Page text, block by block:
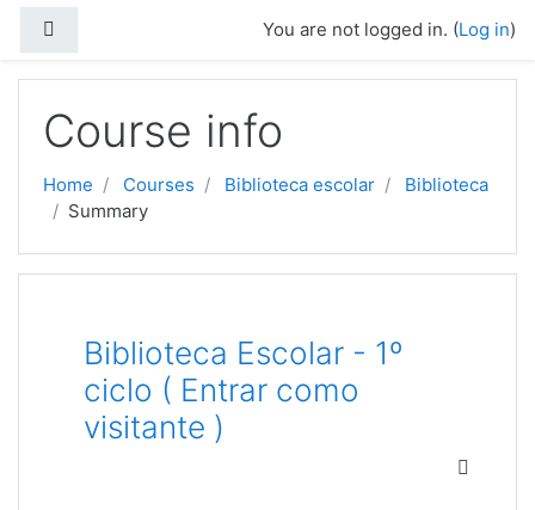
You are not logged in. (Log in)
Course info
Home Courses Biblioteca escolar
Biblioteca
Summary
Biblioteca Escolar - 1º
ciclo ( Entrar como
visitante )